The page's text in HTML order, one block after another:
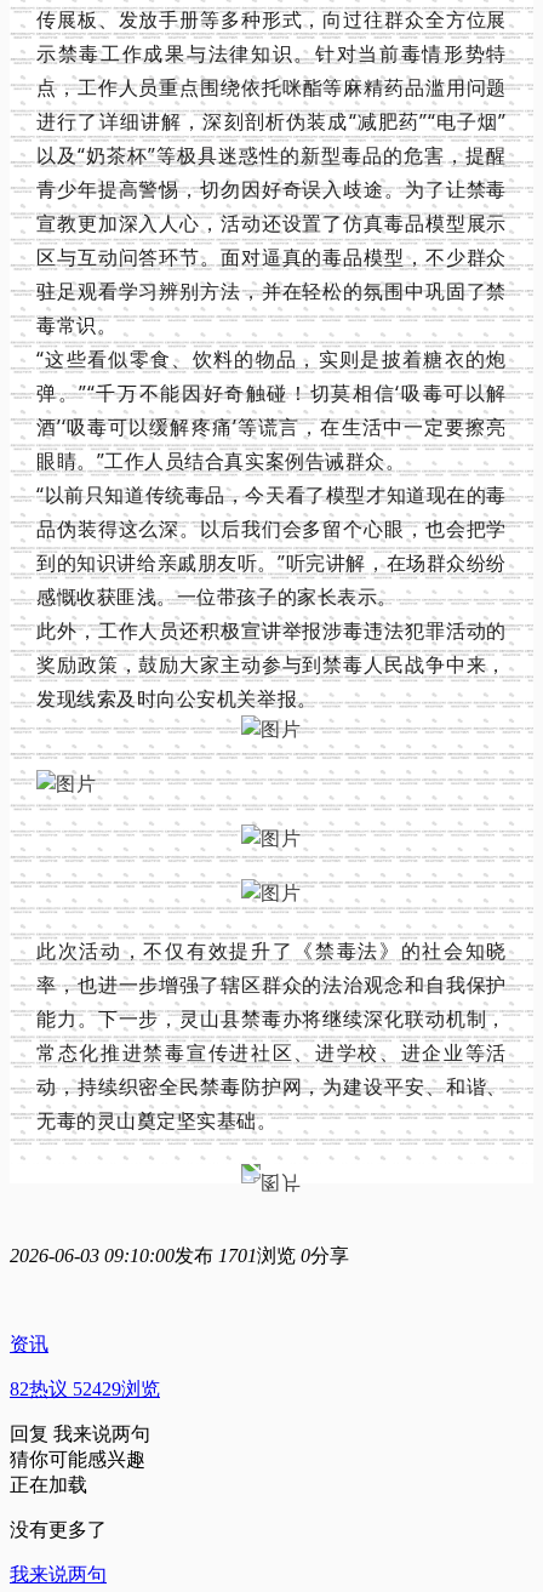
传展板、发放手册等多种形式，向过往群众全方位展
示禁毒工作成果与法律知识。针对当前毒情形势特
点，工作人员重点围绕依托咪酯等麻精药品滥用问题
进行了详细讲解，深刻剖析伪装成“减肥药”“电子烟”
以及“奶茶杯”等极具迷惑性的新型毒品的危害，提醒
青少年提高警惕，切勿因好奇误入歧途。为了让禁毒
宣教更加深入人心，活动还设置了仿真毒品模型展示
区与互动问答环节。面对逼真的毒品模型，不少群众
驻足观看学习辨别方法，并在轻松的氛围中巩固了禁
毒常识。
“这些看似零食、饮料的物品，实则是披着糖衣的炮
弹。”“千万不能因好奇触碰！切莫相信‘吸毒可以解
酒’‘吸毒可以缓解疼痛’等谎言，在生活中一定要擦亮
眼睛。”工作人员结合真实案例告诫群众。
“以前只知道传统毒品，今天看了模型才知道现在的毒
品伪装得这么深。以后我们会多留个心眼，也会把学
到的知识讲给亲戚朋友听。”听完讲解，在场群众纷纷
感慨收获匪浅。一位带孩子的家长表示。
此外，工作人员还积极宣讲举报涉毒违法犯罪活动的
奖励政策，鼓励大家主动参与到禁毒人民战争中来，
发现线索及时向公安机关举报。
此次活动，不仅有效提升了《禁毒法》的社会知晓
率，也进一步增强了辖区群众的法治观念和自我保护
能力。下一步，灵山县禁毒办将继续深化联动机制，
常态化推进禁毒宣传进社区、进学校、进企业等活
动，持续织密全民禁毒防护网，为建设平安、和谐、
无毒的灵山奠定坚实基础。
2026-06-03 09:10:00发布 1701浏览 0分享
资讯
82热议 52429浏览
回复 我来说两句
猜你可能感兴趣
正在加载
没有更多了
我来说两句